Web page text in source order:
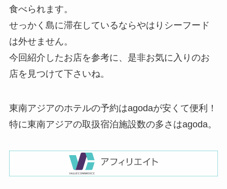
食べられます。
せっかく島に滞在しているならやはりシーフード
は外せません。
今回紹介したお店を参考に、是非お気に入りのお
店を見つけて下さいね。
東南アジアのホテルの予約はagodaが安くて便利！
特に東南アジアの取扱宿泊施設数の多さはagoda。